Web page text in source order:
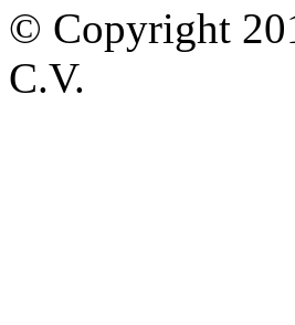
© Copyright
C.V.